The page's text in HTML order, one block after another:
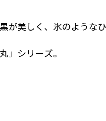
が美しく、氷のような
」シリーズ。